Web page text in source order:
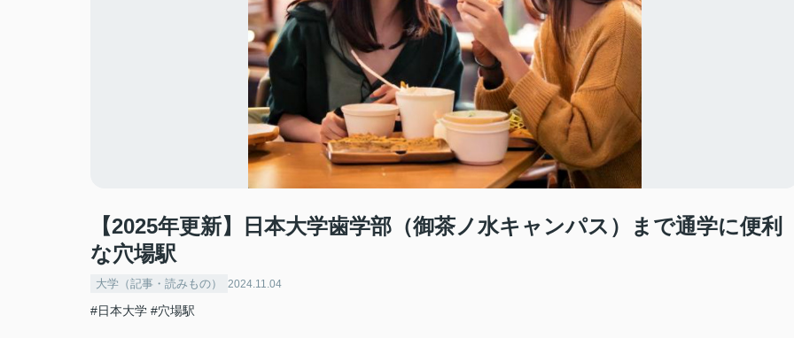
【2025年更新】日本大学歯学部（御茶ノ水キャンパス）まで通学に便利
な穴場駅
大学（記事・読みもの） 2024.11.04
#日本大学 #穴場駅